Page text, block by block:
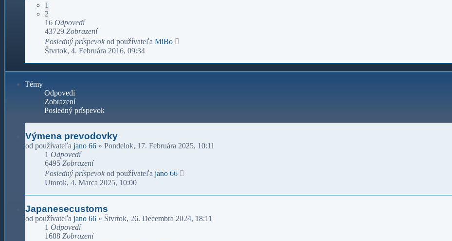
1
2
16 Odpovedí
43729 Zobrazení
Posledný príspevok od používateľa MiBo
Štvrtok, 4. Februára 2016, 09:34
Témy
Odpovedí
Zobrazení
Posledný príspevok
Výmena prevodovky
od používateľa jano 66 » Pondelok, 17. Februára 2025, 10:11
1 Odpovedí
6495 Zobrazení
Posledný príspevok od používateľa jano 66
Utorok, 4. Marca 2025, 10:00
Japanesecustoms
od používateľa jano 66 » Štvrtok, 26. Decembra 2024, 18:11
1 Odpovedí
1688 Zobrazení